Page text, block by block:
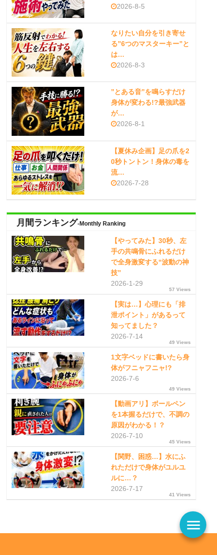
2026-8-5
なりたい自分を引き寄せ
る”6つのマスターキー”と
は…
2026-8-3
”とある音”を鳴らすだけ
身体が変わる!?最強武器
が…
2026-8-1
【夏休み企画】足の爪を2
0秒トントン！身体の毒を
流…
2026-7-28
月間ランキング-Monthly Ranking
【やってみた】30秒、左
手の共鳴骨にふれるだけ
で全身激変する“波動の神
技”
2026-1-29
57 Views
【実は…】心理にも「排
泄ポイント」があるって
知ってました？
2026-7-14
49 Views
1文字ベッドに書いたら身
体がフニャフニャ!?
2026-7-6
49 Views
【動画アリ】ボールペン
を1本握るだけで、不調の
原因がわかる！？
2026-7-10
45 Views
【関野、困惑…】水にふ
れただけで身体がユルユ
ルに…？
2026-7-17
41 Views
menu